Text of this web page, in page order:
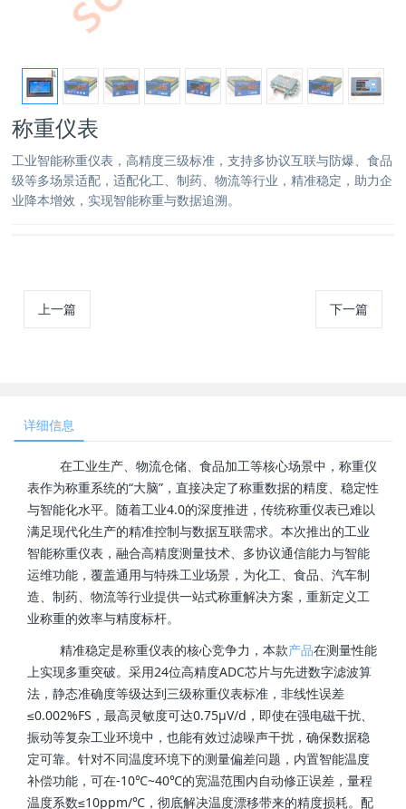
称重仪表
工业智能称重仪表，高精度三级标准，支持多协议互联与防爆、食品
级等多场景适配，适配化工、制药、物流等行业，精准稳定，助力企
业降本增效，实现智能称重与数据追溯。
上一篇 下一篇
详细信息
在工业生产、物流仓储、食品加工等核心场景中，称重仪
表作为称重系统的“大脑”，直接决定了称重数据的精度、稳定性
与智能化水平。随着工业4.0的深度推进，传统称重仪表已难以
满足现代化生产的精准控制与数据互联需求。本次推出的工业
智能称重仪表，融合高精度测量技术、多协议通信能力与智能
运维功能，覆盖通用与特殊工业场景，为化工、食品、汽车制
造、制药、物流等行业提供一站式称重解决方案，重新定义工
业称重的效率与精度标杆。
精准稳定是称重仪表的核心竞争力，本款产品在测量性能
上实现多重突破。采用24位高精度ADC芯片与先进数字滤波算
法，静态准确度等级达到三级称重仪表标准，非线性误差
≤0.002%FS，最高灵敏度可达0.75μV/d，即使在强电磁干扰、
振动等复杂工业环境中，也能有效过滤噪声干扰，确保数据稳
定可靠。针对不同温度环境下的测量偏差问题，内置智能温度
补偿功能，可在-10℃~40℃的宽温范围内自动修正误差，量程
温度系数≤10ppm/℃，彻底解决温度漂移带来的精度损耗。配